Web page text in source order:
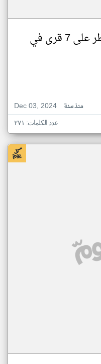
سوريا.. قسد تسيطر على 7 قرى في
Dec 03, 2024
منذ سنة
عدد الكلمات: ٢٧١